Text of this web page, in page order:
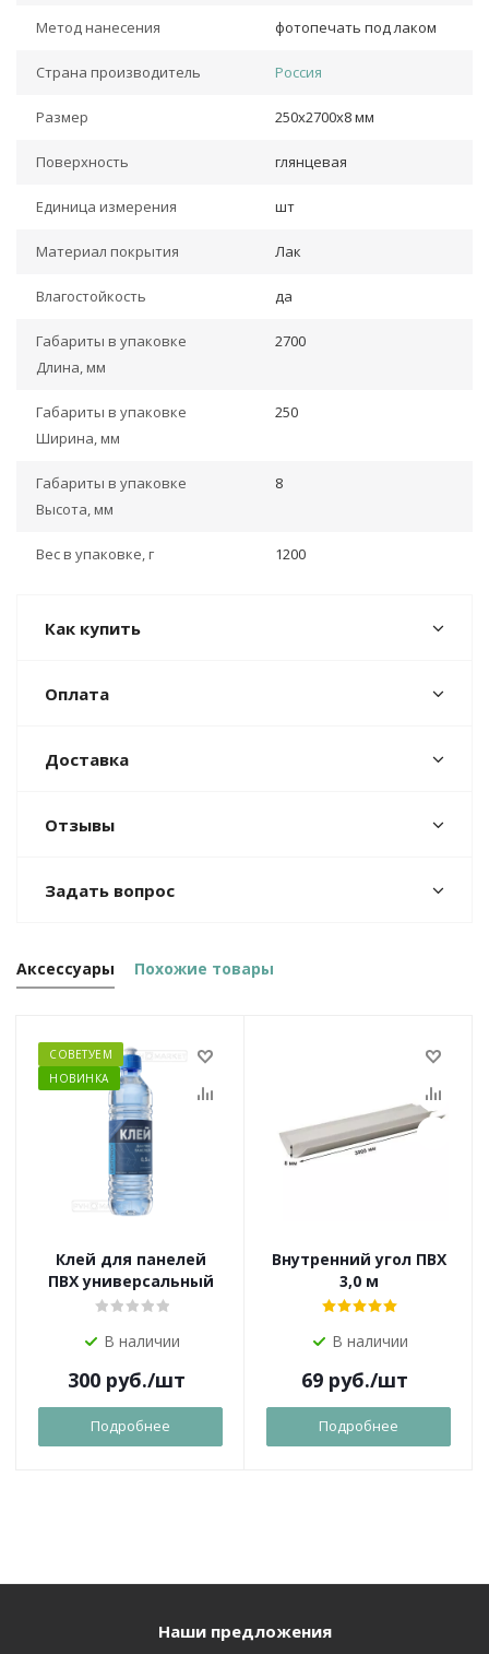
Метод нанесения фотопечать под лаком
Страна производитель Россия
Размер 250х2700х8 мм
Поверхность глянцевая
Единица измерения шт
Материал покрытия Лак
Влагостойкость да
Габариты в упаковке
Длина, мм
2700
Габариты в упаковке
Ширина, мм
250
Габариты в упаковке
Высота, мм
8
Вес в упаковке, г 1200
Как купить
Оплата
Доставка
Отзывы
Задать вопрос
Аксессуары Похожие товары
СОВЕТУЕМ
НОВИНКА
Клей для панелей
ПВХ универсальный
В наличии
300 руб./шт
Подробнее
Внутренний угол ПВХ
3,0 м
В наличии
69 руб./шт
Подробнее
Наши предложения